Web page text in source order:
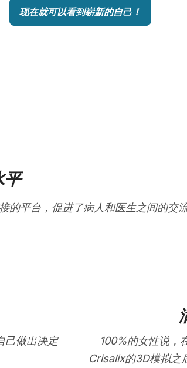
现在就可以看到崭新的自己！
平
的平台，促进了病人和医生之间的交
己做出决定
100%的女性说，
Crisalix的3D模拟之